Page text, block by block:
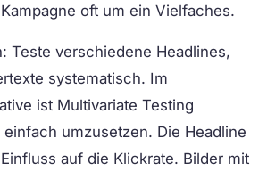
oft um ein Vielfaches.
Teste verschiedene Headlines,
systematisch. Im
ist Multivariate Testing
umzusetzen. Die Headline
auf die Klickrate. Bilder mit